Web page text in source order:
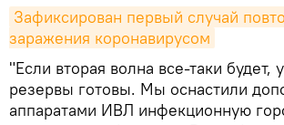
Зафиксирован первый случай
заражения коронавирусом
"Если вторая волна все-таки будет,
резервы готовы. Мы оснастили
аппаратами ИВЛ инфекционную